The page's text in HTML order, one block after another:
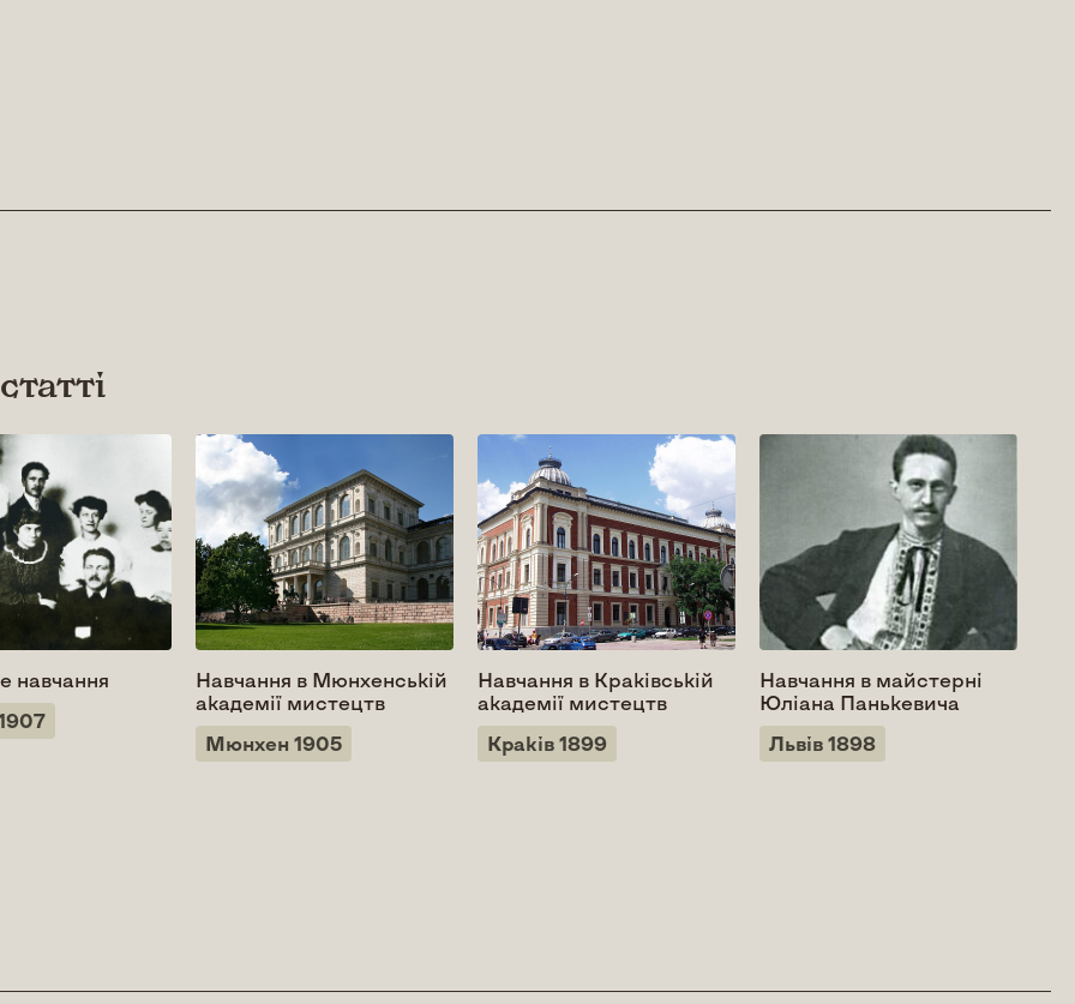
навчання
Навчання в Мюнхенській
академії мистецтв
Мюнхен 1905
Навчання в Краківській
академії мистецтв
Краків 1899
Навчання в майстерні
Юліана Панькевича
Львів 1898